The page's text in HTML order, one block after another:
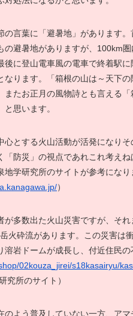
の言葉に「避暑地」があります
の避暑地がありますが、100km
後に登山電車風の電車で終着駅
なります。「箱根の山は～天下
またお正月の風物詩とも言える
思います。
心とする火山活動が活発になり
「防災」の視点であれこれ考え
学研究所のサイトが参考になり
）
多数出た火山災害ですが、それ
火砕流があります。この災害は
岩ドームが成長し、付近住民の
02kouza_jirei/s18kasairyu/
究所のサイト）
のよう普及していない一方、ア